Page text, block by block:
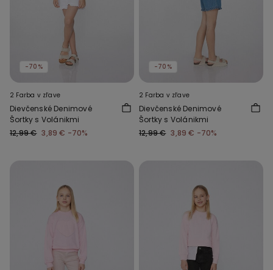
-70%
2 Farba v zľave
Dievčenské Denimové
Šortky s Volánikmi
12,99 € 3,89 € -70%
-70%
2 Farba v zľave
Dievčenské Denimové
Šortky s Volánikmi
12,99 € 3,89 € -70%